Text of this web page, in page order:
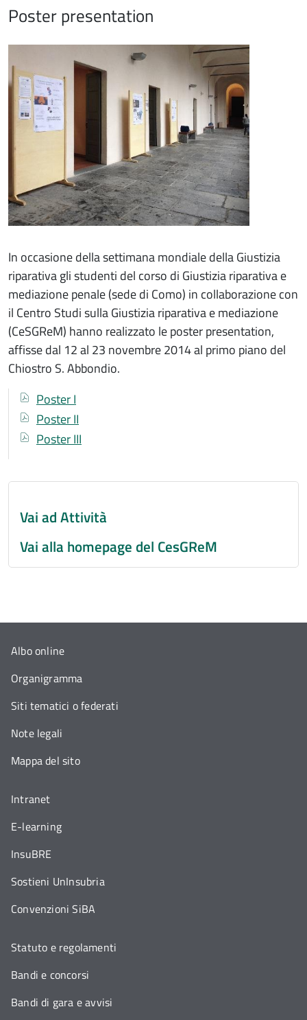
Poster presentation
Immagine
In occasione della settimana mondiale della Giustizia
riparativa gli studenti del corso di Giustizia riparativa e
mediazione penale (sede di Como) in collaborazione con
il Centro Studi sulla Giustizia riparativa e mediazione
(CeSGReM) hanno realizzato le poster presentation,
affisse dal 12 al 23 novembre 2014 al primo piano del
Chiostro S. Abbondio.
Documenti
Documento
Poster I
Documento
Poster II
Documento
Poster III
Vai ad Attività
Vai alla homepage del CesGReM
Albo online
Organigramma
Siti tematici o federati
Note legali
Mappa del sito
Intranet
E-learning
InsuBRE
Sostieni UnInsubria
Convenzioni SiBA
Statuto e regolamenti
Bandi e concorsi
Bandi di gara e avvisi